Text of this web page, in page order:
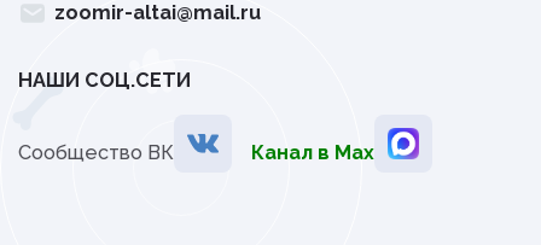
zoomir-altai@mail.ru
НАШИ СОЦ.СЕТИ
Сообщество ВК Канал в Мах